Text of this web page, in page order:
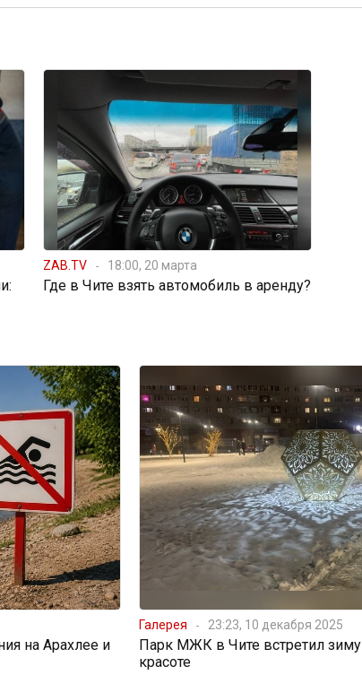
ZAB.TV 18:00, 20 марта
Где в Чите взять автомобиль в аренду?
на Арахлее и
Галерея 23:23, 10 декабря 2025
Парк МЖК в Чите встретил
красоте